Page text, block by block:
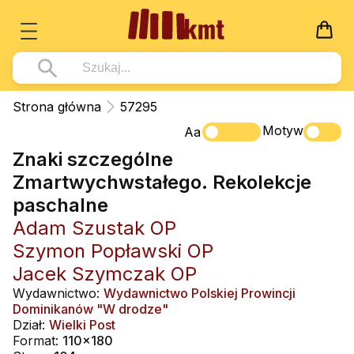
Książki
Wszystko z kategorii - Książki
Pismo Święte
Kościół Katolicki
Duszpasterstwo
Teologia
Życie chrześcijańskie
Duchowość
Literatura piękna
Wszystko z kategorii - Multimedia
DVD
CD-ROM
Muzyka
Rekolekcje i inne na CD
Śpiew i modlitwa
Muzyka klasyczna
Dla Dzieci
Wszystko z kategorii - Dla Dzieci
Literatura (D)
Płyty, DVD (D)
Podręczniki i pomoce dydaktyczne
Podręczniki
Wszystko z kategorii - Podręczniki
Podręczniki i pomoce dydaktyczne
Zabawa i Nauka
Nowości
Zaloguj się
Strona główna
57295
Aa
Motyw
Znaki szczególne
Zmartwychwstałego. Rekolekcje
paschalne
Adam Szustak OP
Szymon Popławski OP
Jacek Szymczak OP
Wydawnictwo: Wydawnictwo Polskiej Prowincji
Dominikanów "W drodze"
Dział: Wielki Post
Format: 110x180